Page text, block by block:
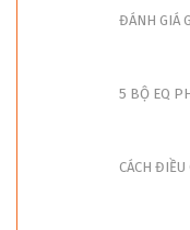
ĐÁNH GIÁ
5 BỘ EQ
CÁCH ĐIỀU